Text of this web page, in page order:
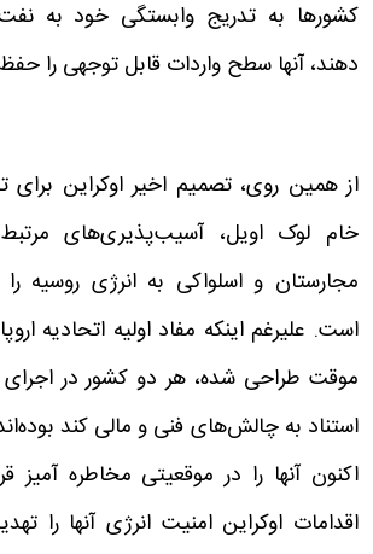
کشورها به تدریج وابستگی خود به
دهند، آنها سطح واردات قابل توجهی را حفظ
از همین روی، تصمیم اخیر اوکراین برای
خام لوک اویل، آسیب‌پذیری‌های
مجارستان و اسلواکی به انرژی روسیه را
است. علیرغم اینکه مفاد اولیه اتحادیه
موقت طراحی شده، هر دو کشور در اجرای
استناد به چالش‌های فنی و مالی کند
اکنون آنها را در موقعیتی مخاطره آمیز
اقدامات اوکراین امنیت انرژی آنها را